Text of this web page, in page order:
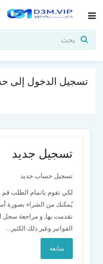
تسجيل الدخول إلى
تسجيل جديد
تسجيل حساب جديد
لكي تقوم باتمام الطلب
يُمكنك من الشراء بصورة
تقدمت بها, و مراجعة سجل
الفواتير وغير ذلك الكثير...
متابعة